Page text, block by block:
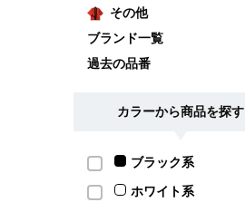
その他
ブランド一覧
過去の品番
カラーから商品を探す
ブラック系
ホワイト系